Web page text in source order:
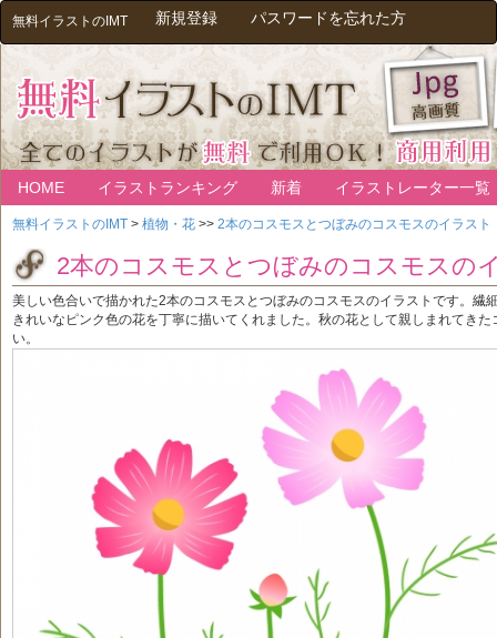
無料イラストのIMT 新規登録 パスワードを忘れた方
HOME イラストランキング 新着 イラストレーター一覧
無料イラストのIMT > 植物・花 >> 2本のコスモスとつぼみのコスモスのイラスト
2本のコスモスとつぼみのコスモスの
美しい色合いで描かれた2本のコスモスとつぼみのコスモスのイラストです。繊
きれいなピンク色の花を丁寧に描いてくれました。秋の花として親しまれてき
い。